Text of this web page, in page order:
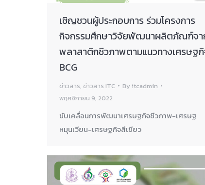
เชิญชวนผู้ประกอบการ ร่วมโครงการ
กิจกรรมศึกษาวิจัยพัฒนาผลิตภัณฑ์จ
พลาสาติกชีวภาพตามแนวทางเศรษฐ
BCG
ข่าวสาร, ข่าวสาร ITC By itcadmin
พฤศจิกายน 9, 2022
ขับเคลื่อนการพัฒนาเศรษฐกิจชีวภาพ-เศรษฐ
หมุนเวียน-เศรษฐกิจสีเขียว